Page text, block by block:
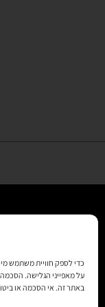
על מאפייני הגלישה. הסכמה
באתר זה. אי הסכמה או